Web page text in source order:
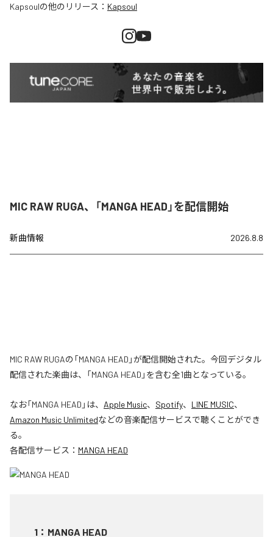
Kapsoulの他のリリース： Kapsoul
MIC RAW RUGA、「MANGA HEAD」を配信開始
新曲情報 2026.8.8
MIC RAW RUGAの「MANGA HEAD」が配信開始された。今回デジタル
配信された楽曲は、「MANGA HEAD」を含む全1曲となっている。
なお「MANGA HEAD 」は、 Apple Music、 Spotify、 LINE MUSIC、
Amazon Music Unlimitedなどの音楽配信サービスで聴くことができ
る。
各配信サービス： MANGA HEAD
1 ： MANGA HEAD